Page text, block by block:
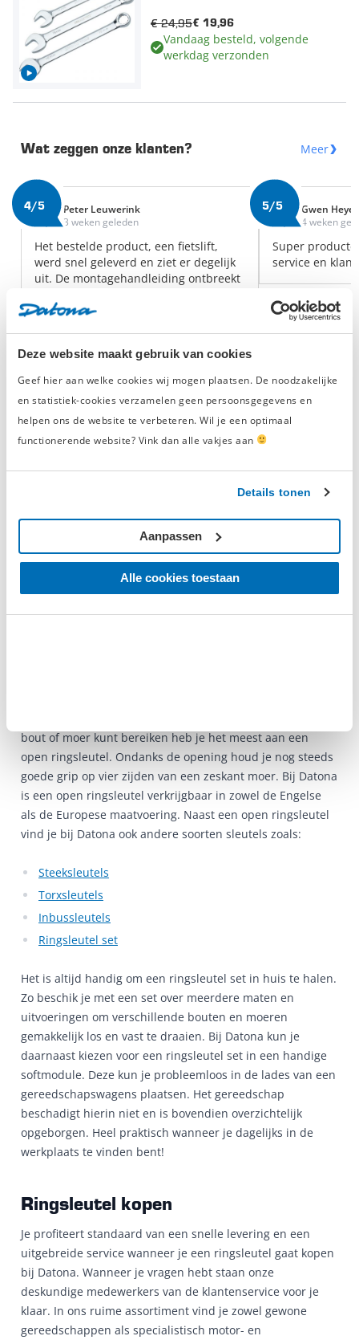
Deze website maakt gebruik van cookies
Geef hier aan welke cookies wij mogen plaatsen. De noodzakelijke
en statistiek-cookies verzamelen geen persoonsgegevens en
helpen ons de website te verbeteren. Wil je een optimaal
functionerende website? Vink dan alle vakjes aan
Details tonen
Alle cookies toestaan
Aanpassen
€ 19,96
€ 24,95
Vandaag besteld, volgende
werkdag verzonden
Wat zeggen onze klanten? Meer
4/5
Peter Leuwerink
3 weken geleden
Het bestelde product, een fietslift,
werd snel geleverd en ziet er degelijk
uit. De montagehandleiding ontbreekt
Daarnaast werd het pakket
5/5
Gwen Heye
4 weken
Super
service en
Ringsleutel
bouten en moeren? Dan is een ringsleutel een perfect stuk
gereedschap. Met de volledig omsloten ring kun je kracht
uitoefenen op alles zes kanten van een bout of ring. In de
webshop van Datona is een ringsleutel los en als set
verkrijgbaar in een groot aantal verschillende maten. De
ring aan het einde van de sleutel is licht gebogen, zodat je
ook op moeilijke bereikbare plekken genoeg grip hebt.
bout of moer kunt bereiken heb je het meest aan een
open ringsleutel. Ondanks de opening houd je nog steeds
goede grip op vier zijden van een zeskant moer. Bij Datona
is een open ringsleutel verkrijgbaar in zowel de Engelse
als de Europese maatvoering. Naast een open ringsleutel
vind je bij Datona ook andere soorten sleutels zoals:
Steeksleutels
Torxsleutels
Inbussleutels
Ringsleutel set
Het is altijd handig om een ringsleutel set in huis te halen.
Zo beschik je met een set over meerdere maten en
uitvoeringen om verschillende bouten en moeren
gemakkelijk los en vast te draaien. Bij Datona kun je
daarnaast kiezen voor een ringsleutel set in een handige
softmodule. Deze kun je probleemloos in de lades van een
gereedschapswagens plaatsen. Het gereedschap
beschadigt hierin niet en is bovendien overzichtelijk
opgeborgen. Heel praktisch wanneer je dagelijks in de
werkplaats te vinden bent!
Ringsleutel kopen
Je profiteert standaard van een snelle levering en een
uitgebreide service wanneer je een ringsleutel gaat kopen
bij Datona. Wanneer je vragen hebt staan onze
deskundige medewerkers van de klantenservice voor je
klaar. In ons ruime assortiment vind je zowel gewone
gereedschappen als specialistisch motor- en